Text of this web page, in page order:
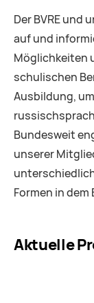
Der BVRE und
auf und
Möglichkeiten
schulischen
Ausbildung,
Bundesweit
unserer
Formen in
Aktuelle